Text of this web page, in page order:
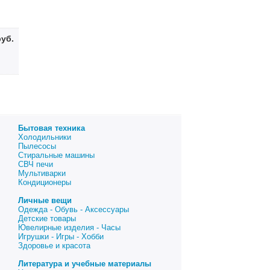
Бытовая техника
Холодильники
Пылесосы
Стиральные машины
СВЧ печи
Мультиварки
Кондиционеры
Личные вещи
Одежда - Обувь - Аксессуары
Детские товары
Ювелирные изделия - Часы
Игрушки - Игры - Хобби
Здоровье и красота
Литература и учебные материалы